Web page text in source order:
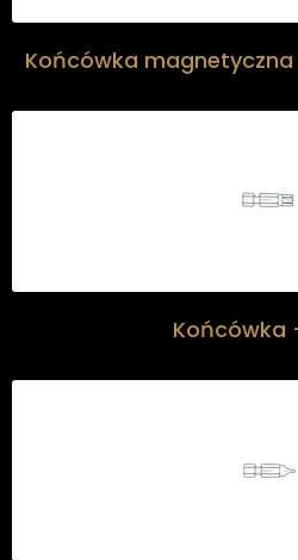
Końcówka
Końcówka